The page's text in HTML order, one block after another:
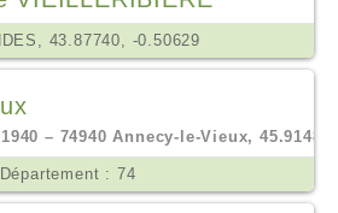
43.87740, -0.50629
– 74940 Annecy-le-Vieux,
Département : 74